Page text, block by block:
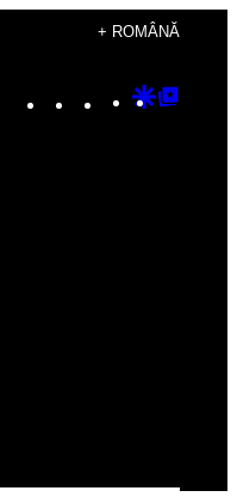
+ ROMÂNĂ
Instagram
TikTok
YouTube
Google